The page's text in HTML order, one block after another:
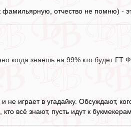
отчество не помню) -
когда знаешь на 99% кто будет ГТ
играет в угадайку. Обсуждают,
всё знают, пусть идут к